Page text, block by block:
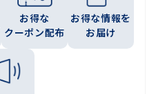
お得な
クーポン配布
お得な情報を
お届け